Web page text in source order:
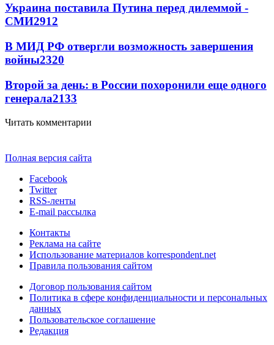
Украина поставила Путина перед дилеммой -
СМИ2912
В МИД РФ отвергли возможность завершения
войны2320
Второй за день: в России похоронили еще одного
генерала2133
Читать комментарии
Полная версия сайта
Facebook
Twitter
RSS-ленты
E-mail рассылка
Контакты
Реклама на сайте
Использование материалов korrespondent.net
Правила пользования сайтом
Договор пользования сайтом
Политика в сфере конфиденциальности и персональных
данных
Пользовательское соглашение
Редакция